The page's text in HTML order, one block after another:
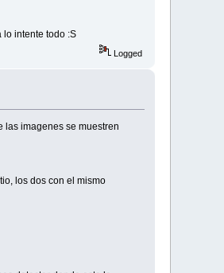
lo intente todo :S
Logged
las imagenes se muestren
los dos con el mismo